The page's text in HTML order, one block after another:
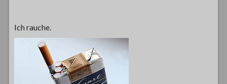
Ich rauche.